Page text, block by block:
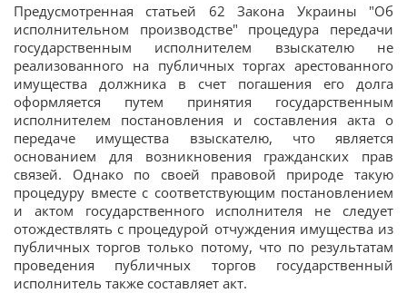
Предусмотренная статьей 62 Закона Украины "Об
исполнительном производстве" процедура передачи
государственным исполнителем взыскателю не
реализованного на публичных торгах арестованного
имущества должника в счет погашения его долга
оформляется путем принятия государственным
исполнителем постановления и составления акта о
передаче имущества взыскателю, что является
основанием для возникновения гражданских прав
связей. Однако по своей правовой природе такую
процедуру вместе с соответствующим постановлением
и актом государственного исполнителя не следует
отождествлять с процедурой отчуждения имущества из
публичных торгов только потому, что по результатам
проведения публичных торгов государственный
исполнитель также составляет акт.